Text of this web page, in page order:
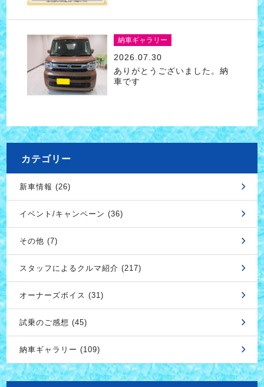
納車ギャラリー
2026.07.30
ありがとうございました。納
車です
カテゴリー
新車情報 (26)
イベント/キャンペーン (36)
その他 (7)
スタッフによるクルマ紹介 (217)
オーナーズボイス (31)
試乗のご感想 (45)
納車ギャラリー (109)